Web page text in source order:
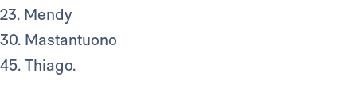
23. Mendy
30. Mastantuono
45. Thiago.